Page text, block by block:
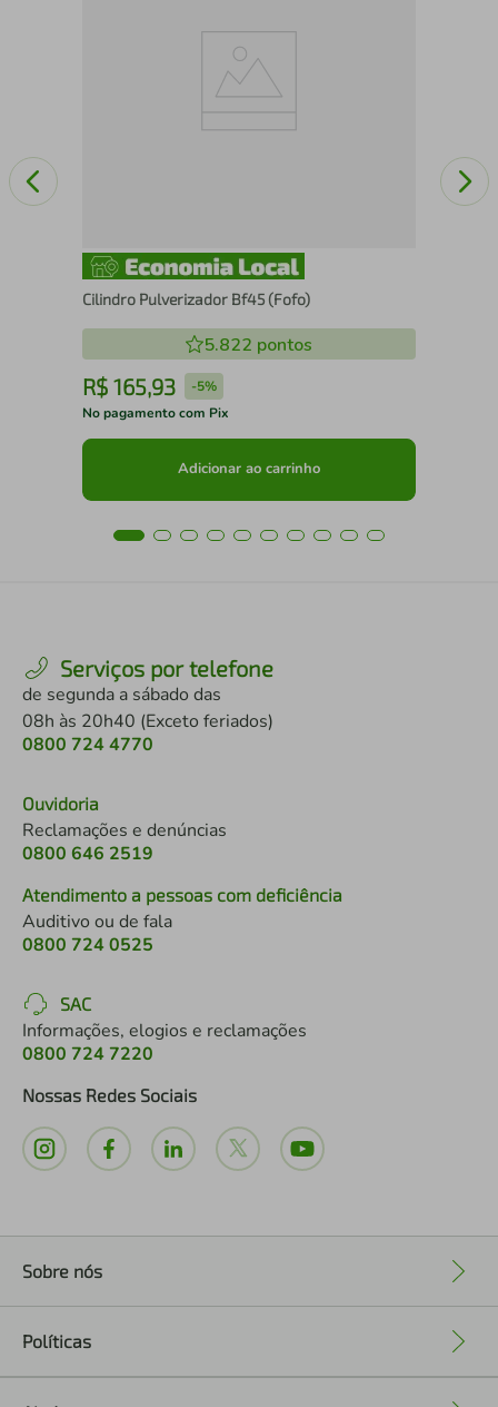
Cilindro Pulverizador Bf45 (Fofo)
5.822 pontos
R$ 165,93 -5%
No pagamento com Pix
Adicionar ao carrinho
Serviços por telefone
de segunda a sábado das
08h às 20h40 (Exceto feriados)
0800 724 4770
Ouvidoria
Reclamações e denúncias
0800 646 2519
Atendimento a pessoas com deficiência
Auditivo ou de fala
0800 724 0525
SAC
Informações, elogios e reclamações
0800 724 7220
Nossas Redes Sociais
Sobre nós
Políticas